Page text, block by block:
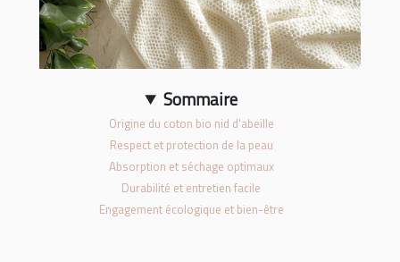
Sommaire
Origine du coton bio nid d'abeille
Respect et protection de la peau
Absorption et séchage optimaux
Durabilité et entretien facile
Engagement écologique et bien-être